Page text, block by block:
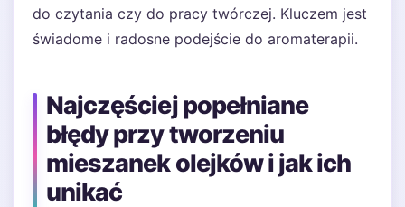
do czytania czy do pracy twórczej. Kluczem jest
świadome i radosne podejście do aromaterapii.
Najczęściej popełniane
błędy przy tworzeniu
mieszanek olejków i jak ich
unikać